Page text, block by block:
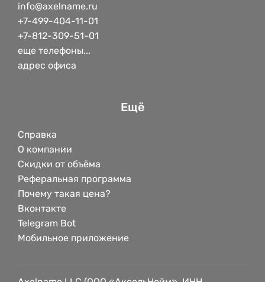
info@axelname.ru
+7-499-404-11-01
+7-812-309-51-01
еще телефоны...
адрес офиса
Ещё
Справка
О компании
Скидки от объёма
Реферальная программа
Почему такая цена?
Вконтакте
Telegram Bot
Мобильное приложение